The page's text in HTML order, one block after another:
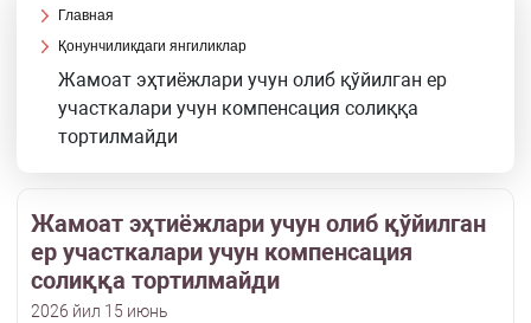
Главная
Қонунчиликдаги янгиликлар
Жамоат эҳтиёжлари учун олиб қўйилган ер
участкалари учун компенсация солиққа
тортилмайди
Жамоат эҳтиёжлари учун олиб қўйилган
ер участкалари учун компенсация
солиққа тортилмайди
2026 йил 15 июнь